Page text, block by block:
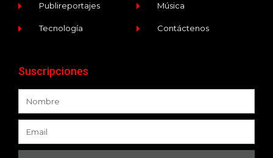
Publireportajes
Tecnología
Música
Contáctenos
Suscripciones